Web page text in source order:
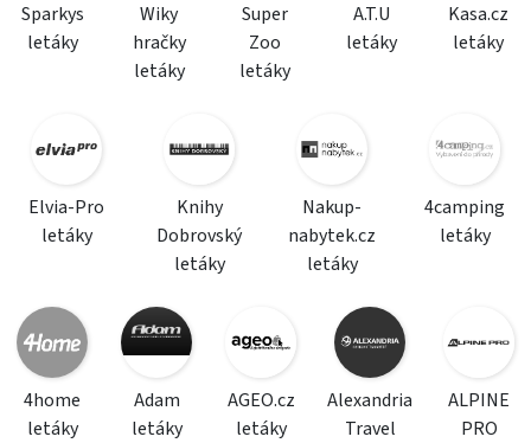
Sparkys
letáky
Wiky
hračky
letáky
Super
Zoo
letáky
A.T.U
letáky
Kasa.cz
letáky
Elvia-Pro
letáky
Knihy
Dobrovský
letáky
Nakup-
nabytek.cz
letáky
4camping
letáky
4home
letáky
Adam
letáky
AGEO.cz
letáky
Alexandria
Travel
ALPINE
PRO